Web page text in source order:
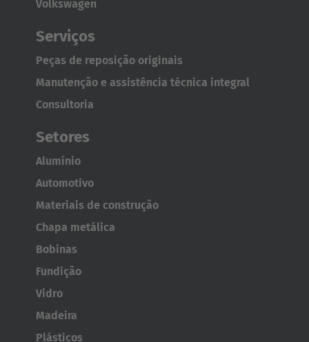
AMERICA
Brasil
Português
United States
Volkswagen
Serviços
Peças de reposição originais
Manutenção e assistência técnica integral
Consultoria
Setores
Alumínio
Automotivo
Materiais de construção
Chapa metálica
Bobinas
Fundição
Vidro
Madeira
Plásticos